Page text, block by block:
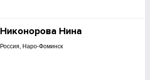
Никонорова Нина
Россия, Наро-Фоминск